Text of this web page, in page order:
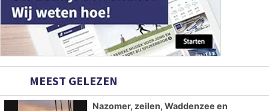
MEEST GELEZEN
Nazomer, zeilen, Waddenzee en